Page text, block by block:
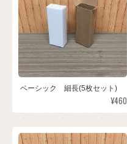
ベーシック 細長(5枚セット)
¥460